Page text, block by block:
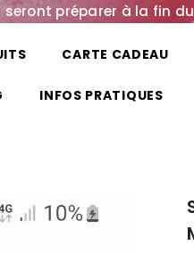
préparer à la fin
CARTE CADEAU
INFOS PRATIQUES